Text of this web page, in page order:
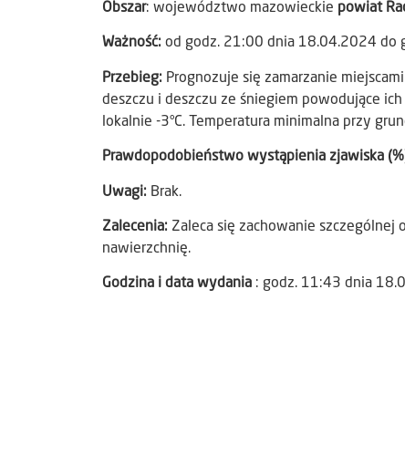
Obszar: województwo mazowieckie powiat
Ważność: od godz. 21:00 dnia 18.04.2024 do
Przebieg: Prognozuje się zamarzanie
deszczu i deszczu ze śniegiem powodujące
lokalnie -3°C. Temperatura minimalna przy
Prawdopodobieństwo wystąpienia zjawiska
Uwagi: Brak.
Zalecenia: Zaleca się zachowanie szczególnej
nawierzchnię.
Godzina i data wydania : godz. 11:43 dnia